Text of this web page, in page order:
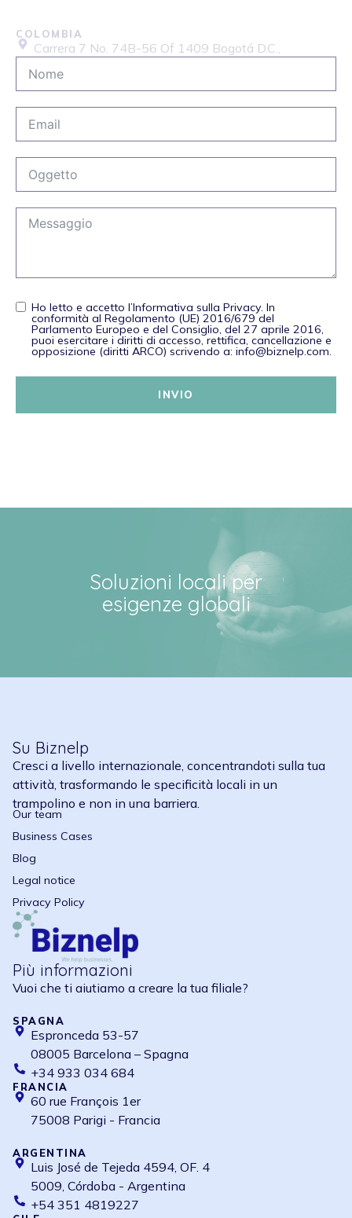
+57 6015087568
Ho letto e accetto l’Informativa sulla Privacy. In
conformità al Regolamento (UE) 2016/679 del
Parlamento Europeo e del Consiglio, del 27 aprile 2016,
puoi esercitare i diritti di accesso, rettifica, cancellazione e
opposizione (diritti ARCO) scrivendo a: info@biznelp.com.
INVIO
Soluzioni locali per
esigenze globali
Su Biznelp
Cresci a livello internazionale, concentrandoti sulla tua
attività, trasformando le specificità locali in un
trampolino e non in una barriera.
Our team
Business Cases
Blog
Legal notice
Privacy Policy
Più informazioni
Vuoi che ti aiutiamo a creare la tua filiale?
SPAGNA
Espronceda 53-57
08005 Barcelona – Spagna
+34 933 034 684
FRANCIA
60 rue François 1er
75008 Parigi - Francia
ARGENTINA
Luis José de Tejeda 4594, OF. 4
5009, Córdoba - Argentina
+54 351 4819227